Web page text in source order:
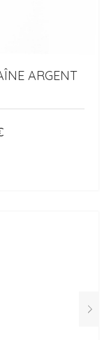
ARGENT
PLAGE